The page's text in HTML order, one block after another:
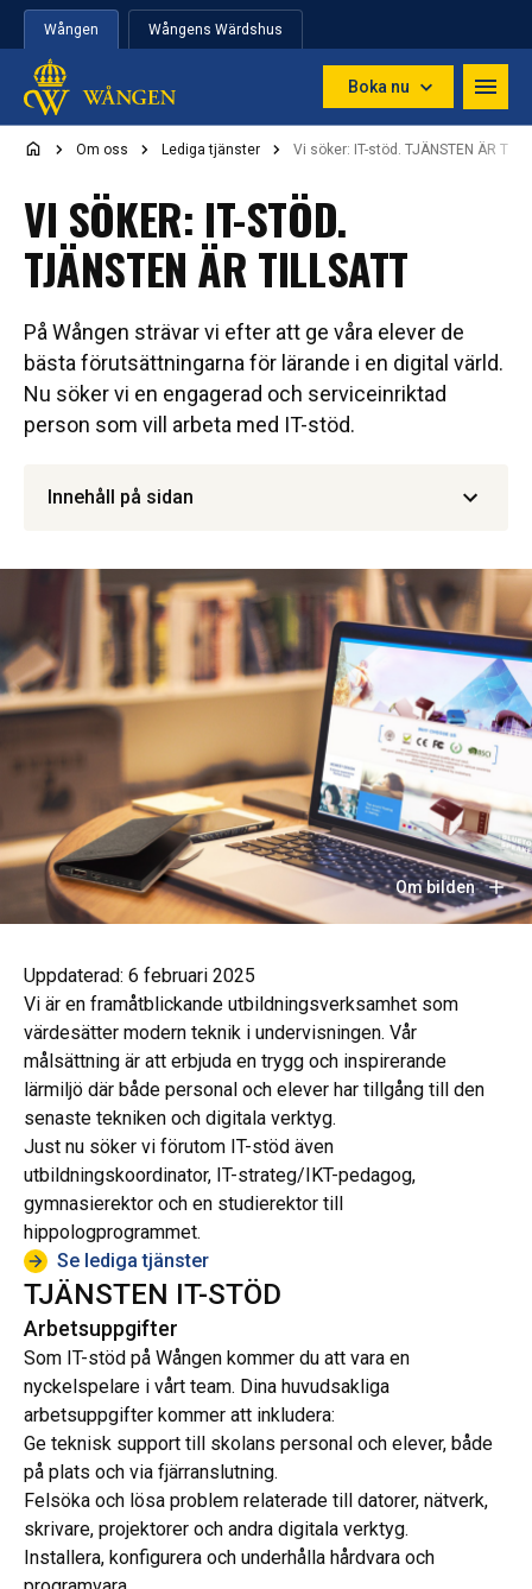
Hoppa till innehåll
Wången Wångens Wärdshus
Boka nu
Om oss Lediga tjänster Vi söker: IT-stöd. TJÄNSTEN ÄR
VI SÖKER: IT-STÖD.
TJÄNSTEN ÄR TILLSATT
På Wången strävar vi efter att ge våra elever de
bästa förutsättningarna för lärande i en digital värld.
Nu söker vi en engagerad och serviceinriktad
person som vill arbeta med IT-stöd.
Innehåll på sidan
Om bilden
Uppdaterad: 6 februari 2025
Vi är en framåtblickande utbildningsverksamhet som
värdesätter modern teknik i undervisningen. Vår
målsättning är att erbjuda en trygg och inspirerande
lärmiljö där både personal och elever har tillgång till den
senaste tekniken och digitala verktyg.
Just nu söker vi förutom IT-stöd även
utbildningskoordinator, IT-strateg/IKT-pedagog,
gymnasierektor och en studierektor till
hippologprogrammet.
Se lediga tjänster
TJÄNSTEN IT-STÖD
Arbetsuppgifter
Som IT-stöd på Wången kommer du att vara en
nyckelspelare i vårt team. Dina huvudsakliga
arbetsuppgifter kommer att inkludera:
Ge teknisk support till skolans personal och elever, både
på plats och via fjärranslutning.
Felsöka och lösa problem relaterade till datorer, nätverk,
skrivare, projektorer och andra digitala verktyg.
Installera, konfigurera och underhålla hårdvara och